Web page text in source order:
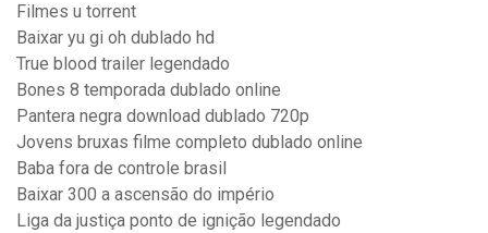
Filmes u torrent
Baixar yu gi oh dublado hd
True blood trailer legendado
Bones 8 temporada dublado online
Pantera negra download dublado 720p
Jovens bruxas filme completo dublado online
Baba fora de controle brasil
Baixar 300 a ascensão do império
Liga da justiça ponto de ignição legendado